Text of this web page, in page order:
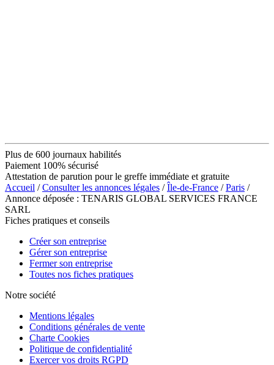
Plus de 600 journaux habilités
Paiement 100% sécurisé
Attestation de parution pour le greffe immédiate et gratuite
Accueil /Consulter les annonces légales /Île-de-France /Paris /
Annonce déposée : TENARIS GLOBAL SERVICES FRANCE
SARL
Fiches pratiques et conseils
Créer son entreprise
Gérer son entreprise
Fermer son entreprise
Toutes nos fiches pratiques
Notre société
Mentions légales
Conditions générales de vente
Charte Cookies
Politique de confidentialité
Exercer vos droits RGPD